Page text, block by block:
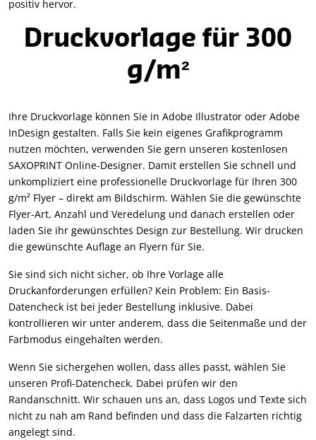
positiv hervor.
Druckvorlage für 300
g/m²
Ihre Druckvorlage können Sie in Adobe Illustrator oder Adobe
InDesign gestalten. Falls Sie kein eigenes Grafikprogramm
nutzen möchten, verwenden Sie gern unseren kostenlosen
SAXOPRINT Online-Designer. Damit erstellen Sie schnell und
unkompliziert eine professionelle Druckvorlage für Ihren 300
g/m² Flyer – direkt am Bildschirm. Wählen Sie die gewünschte
Flyer-Art, Anzahl und Veredelung und danach erstellen oder
laden Sie ihr gewünschtes Design zur Bestellung. Wir drucken
die gewünschte Auflage an Flyern für Sie.
Sie sind sich nicht sicher, ob Ihre Vorlage alle
Druckanforderungen erfüllen? Kein Problem: Ein Basis-
Datencheck ist bei jeder Bestellung inklusive. Dabei
kontrollieren wir unter anderem, dass die Seitenmaße und der
Farbmodus eingehalten werden.
Wenn Sie sichergehen wollen, dass alles passt, wählen Sie
unseren Profi-Datencheck. Dabei prüfen wir den
Randanschnitt. Wir schauen uns an, dass Logos und Texte sich
nicht zu nah am Rand befinden und dass die Falzarten richtig
angelegt sind.